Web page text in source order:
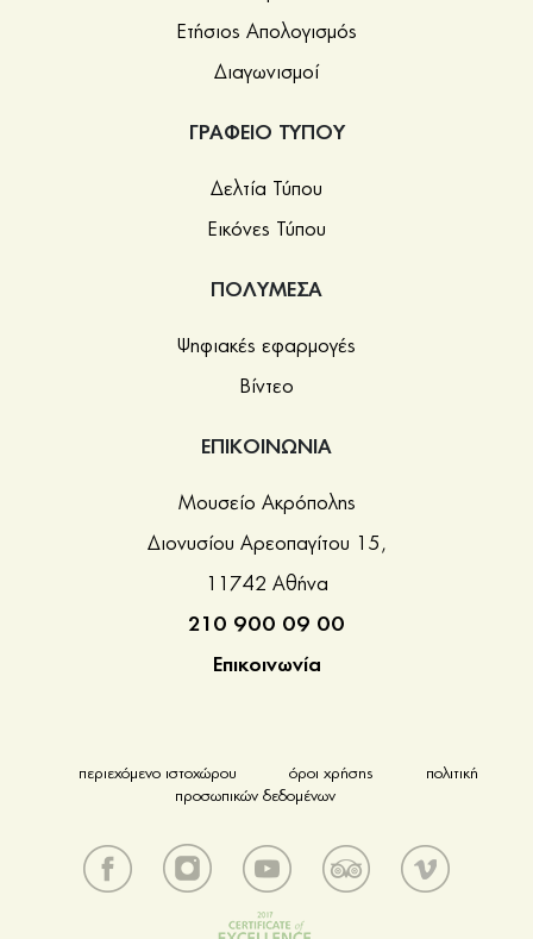
Ετήσιος Απολογισμός
Διαγωνισμοί
ΓΡΑΦΕΙΟ ΤΥΠΟΥ
Δελτία Τύπου
Εικόνες Τύπου
ΠΟΛΥΜΕΣΑ
Ψηφιακές εφαρμογές
Βίντεο
ΕΠΙΚΟΙΝΩΝΙΑ
Μουσείο Ακρόπολης
Διονυσίου Αρεοπαγίτου 15,
11742 Αθήνα
210 900 09 00
Επικοινωνία
περιεχόμενο ιστοχώρου όροι χρήσης
πολιτική
προσωπικών δεδομένων